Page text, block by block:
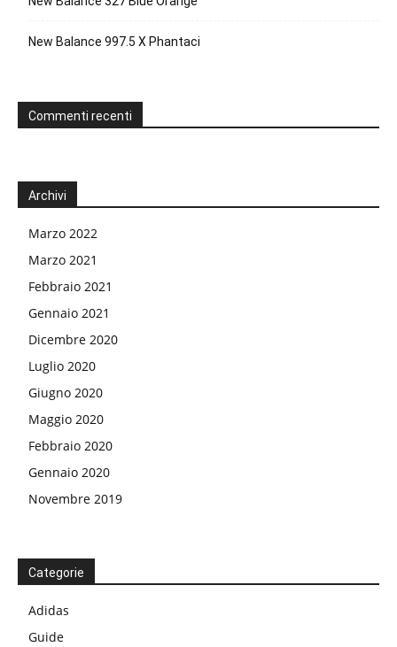
New Balance 997.5 X Phantaci
Commenti recenti
Archivi
Marzo 2022
Marzo 2021
Febbraio 2021
Gennaio 2021
Dicembre 2020
Luglio 2020
Giugno 2020
Maggio 2020
Febbraio 2020
Gennaio 2020
Novembre 2019
Categorie
Adidas
Guide